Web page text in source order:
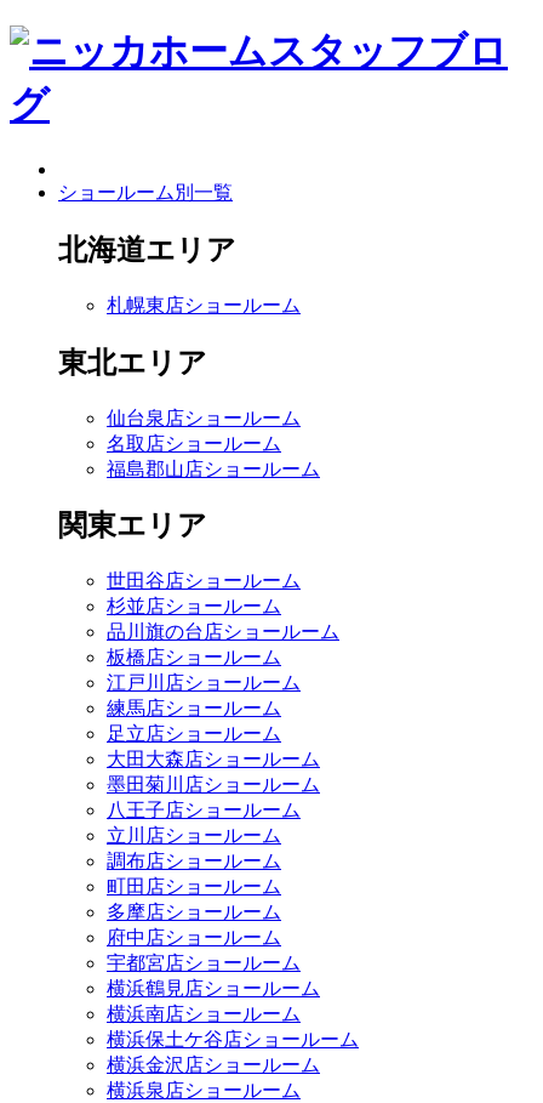
ショールーム別一覧
北海道エリア
札幌東店ショールーム
東北エリア
仙台泉店ショールーム
名取店ショールーム
福島郡山店ショールーム
関東エリア
世田谷店ショールーム
杉並店ショールーム
品川旗の台店ショールーム
板橋店ショールーム
江戸川店ショールーム
練馬店ショールーム
足立店ショールーム
大田大森店ショールーム
墨田菊川店ショールーム
八王子店ショールーム
立川店ショールーム
調布店ショールーム
町田店ショールーム
多摩店ショールーム
府中店ショールーム
宇都宮店ショールーム
横浜鶴見店ショールーム
横浜南店ショールーム
横浜保土ケ谷店ショールーム
横浜金沢店ショールーム
横浜泉店ショールーム